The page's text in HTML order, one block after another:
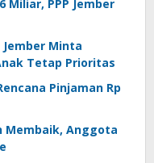
Miliar, PPP Jember
Minta
Tetap Prioritas
Pinjaman Rp
Membaik, Anggota